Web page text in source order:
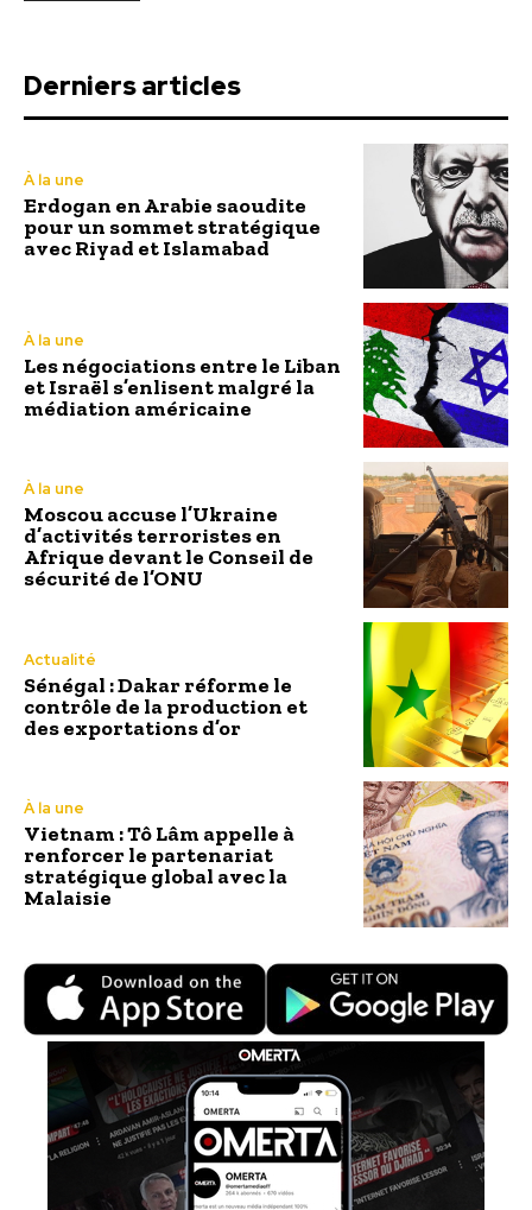
Derniers articles
À la une
Erdogan en Arabie saoudite
pour un sommet stratégique
avec Riyad et Islamabad
À la une
Les négociations entre le Liban
et Israël s’enlisent malgré la
médiation américaine
À la une
Moscou accuse l’Ukraine
d’activités terroristes en
Afrique devant le Conseil de
sécurité de l’ONU
Actualité
Sénégal : Dakar réforme le
contrôle de la production et
des exportations d’or
À la une
Vietnam : Tô Lâm appelle à
renforcer le partenariat
stratégique global avec la
Malaisie